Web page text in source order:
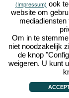
je
(Impressum) ook
website om
Om in te
niet noodzakelijk
de knop
weigeren. U kunt